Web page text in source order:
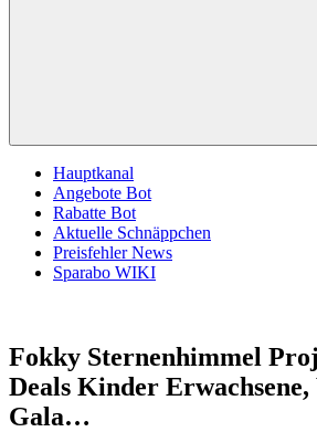
Hauptkanal
Angebote Bot
Rabatte Bot
Aktuelle Schnäppchen
Preisfehler News
Sparabo WIKI
Fokky Sternenhimmel
Deals Kinder Erwachsene,
Gala…